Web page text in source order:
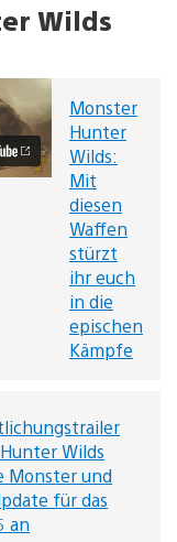
Wilds
Monster
Hunter
Wilds:
Mit
diesen
Waffen
stürzt
ihr euch
in die
epischen
Kämpfe
Wilds
Monster und
für das
an